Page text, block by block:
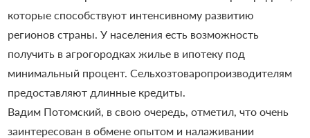
которые способствуют интенсивному развитию
регионов страны. У населения есть возможность
получить в агрогородках жилье в ипотеку под
минимальный процент. Сельхозтоваропроизводителям
предоставляют длинные кредиты.
Вадим Потомский, в свою очередь, отметил, что очень
заинтересован в обмене опытом и налаживании